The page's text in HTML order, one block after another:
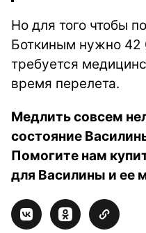
Но для того чтобы
Боткиным нужно 42
требуется
время перелета.
Медлить совсем
состояние
Помогите нам
для Василины и ее